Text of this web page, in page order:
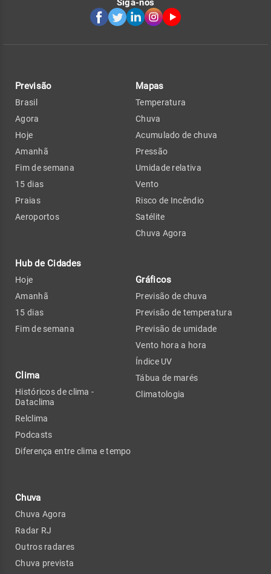
Siga-nos
Previsão
Brasil
Agora
Hoje
Amanhã
Fim de semana
15 dias
Praias
Aeroportos
Hub de Cidades
Hoje
Amanhã
15 dias
Fim de semana
Clima
Históricos de clima -
Dataclima
Relclima
Podcasts
Diferença entre clima e tempo
Chuva
Chuva Agora
Radar RJ
Outros radares
Chuva prevista
Mapas
Temperatura
Chuva
Acumulado de chuva
Pressão
Umidade relativa
Vento
Risco de Incêndio
Satélite
Chuva Agora
Gráficos
Previsão de chuva
Previsão de temperatura
Previsão de umidade
Vento hora a hora
Índice UV
Tábua de marés
Climatologia